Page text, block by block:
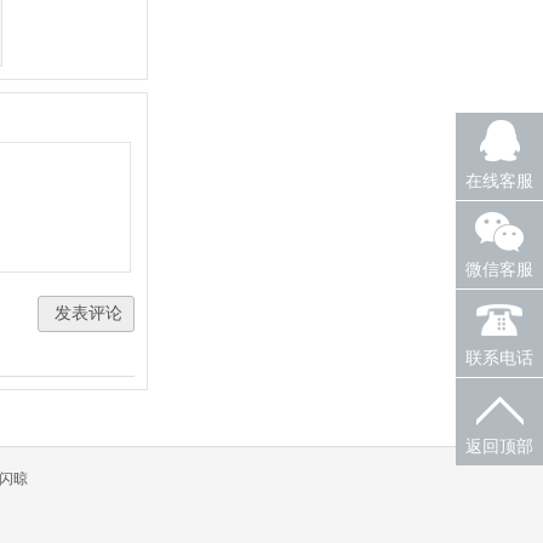
晾
在线客服
微信客服
联系电话
返回顶部